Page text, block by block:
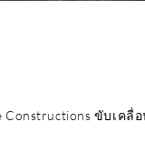
Constructions ขับเค